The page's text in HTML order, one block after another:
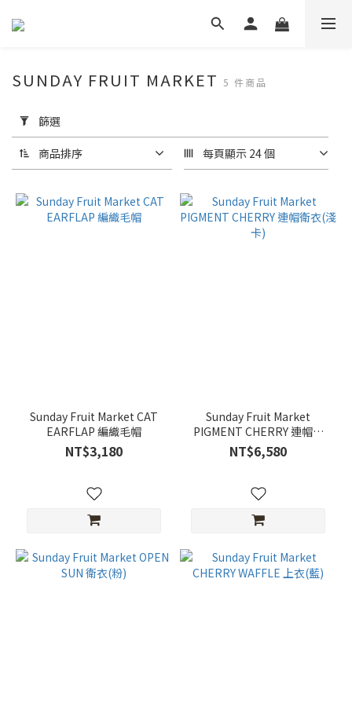
用
篩
選
(0/20)
尺
寸
(1)
SUNDAY FRUIT MARKET 5 件商品
篩選
商品排序 每頁顯示 24 個
Sunday Fruit Market CAT
EARFLAP 編織毛帽
NT$3,180
Sunday Fruit Market
PIGMENT CHERRY 連帽衛
衣(淺卡)
NT$6,580